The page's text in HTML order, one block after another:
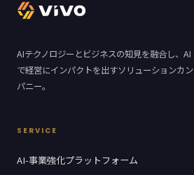
AIテクノロジーとビジネスの知見を融合し、AI
で経営にインパクトを出すソリューションカン
パニー。
SERVICE
AI-事業強化プラットフォーム